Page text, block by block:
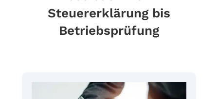
Steuererklärung bis
Betriebsprüfung